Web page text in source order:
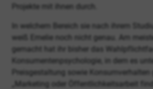
Projekte mit ihnen durch.
In welchem Bereich sie nach ihrem
weiß Emelie noch nicht genau. Am
gemacht hat ihr bisher das
Konsumentenpsychologie, in dem es
Preisgestaltung sowie Konsumverhalten
„Marketing oder Öffentlichkeitsarbeit